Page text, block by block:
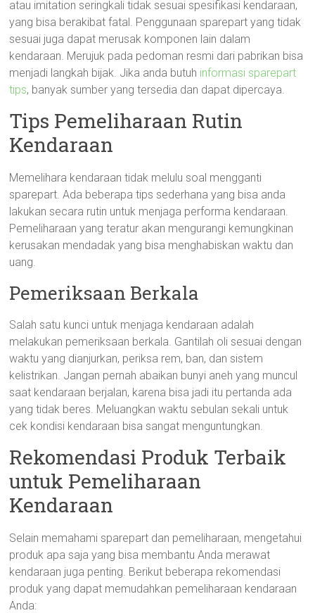
atau imitation seringkali tidak sesuai spesifikasi kendaraan,
yang bisa berakibat fatal. Penggunaan sparepart yang tidak
sesuai juga dapat merusak komponen lain dalam
kendaraan. Merujuk pada pedoman resmi dari pabrikan bisa
menjadi langkah bijak. Jika anda butuh informasi sparepart
tips, banyak sumber yang tersedia dan dapat dipercaya.
Tips Pemeliharaan Rutin
Kendaraan
Memelihara kendaraan tidak melulu soal mengganti
sparepart. Ada beberapa tips sederhana yang bisa anda
lakukan secara rutin untuk menjaga performa kendaraan.
Pemeliharaan yang teratur akan mengurangi kemungkinan
kerusakan mendadak yang bisa menghabiskan waktu dan
uang.
Pemeriksaan Berkala
Salah satu kunci untuk menjaga kendaraan adalah
melakukan pemeriksaan berkala. Gantilah oli sesuai dengan
waktu yang dianjurkan, periksa rem, ban, dan sistem
kelistrikan. Jangan pernah abaikan bunyi aneh yang muncul
saat kendaraan berjalan, karena bisa jadi itu pertanda ada
yang tidak beres. Meluangkan waktu sebulan sekali untuk
cek kondisi kendaraan bisa sangat menguntungkan.
Rekomendasi Produk Terbaik
untuk Pemeliharaan
Kendaraan
Selain memahami sparepart dan pemeliharaan, mengetahui
produk apa saja yang bisa membantu Anda merawat
kendaraan juga penting. Berikut beberapa rekomendasi
produk yang dapat memudahkan pemeliharaan kendaraan
Anda: